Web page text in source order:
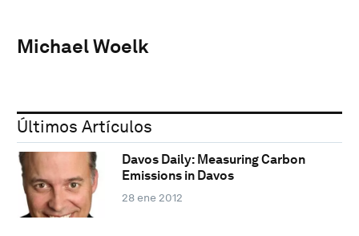
Michael Woelk
Últimos Artículos
Davos Daily: Measuring Carbon
Emissions in Davos
28 ene 2012